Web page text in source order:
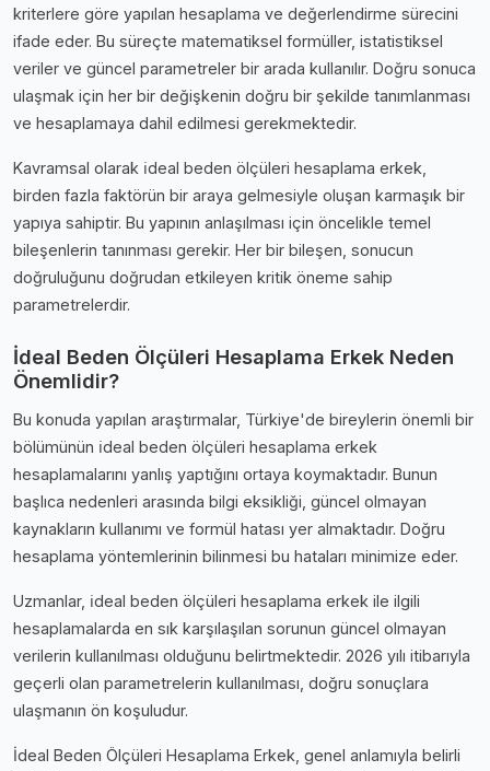
kriterlere göre yapılan hesaplama ve değerlendirme sürecini
ifade eder. Bu süreçte matematiksel formüller, istatistiksel
veriler ve güncel parametreler bir arada kullanılır. Doğru sonuca
ulaşmak için her bir değişkenin doğru bir şekilde tanımlanması
ve hesaplamaya dahil edilmesi gerekmektedir.
Kavramsal olarak i̇deal beden ölçüleri hesaplama erkek,
birden fazla faktörün bir araya gelmesiyle oluşan karmaşık bir
yapıya sahiptir. Bu yapının anlaşılması için öncelikle temel
bileşenlerin tanınması gerekir. Her bir bileşen, sonucun
doğruluğunu doğrudan etkileyen kritik öneme sahip
parametrelerdir.
İdeal Beden Ölçüleri Hesaplama Erkek Neden
Önemlidir?
Bu konuda yapılan araştırmalar, Türkiye'de bireylerin önemli bir
bölümünün i̇deal beden ölçüleri hesaplama erkek
hesaplamalarını yanlış yaptığını ortaya koymaktadır. Bunun
başlıca nedenleri arasında bilgi eksikliği, güncel olmayan
kaynakların kullanımı ve formül hatası yer almaktadır. Doğru
hesaplama yöntemlerinin bilinmesi bu hataları minimize eder.
Uzmanlar, i̇deal beden ölçüleri hesaplama erkek ile ilgili
hesaplamalarda en sık karşılaşılan sorunun güncel olmayan
verilerin kullanılması olduğunu belirtmektedir. 2026 yılı itibarıyla
geçerli olan parametrelerin kullanılması, doğru sonuçlara
ulaşmanın ön koşuludur.
İdeal Beden Ölçüleri Hesaplama Erkek, genel anlamıyla belirli